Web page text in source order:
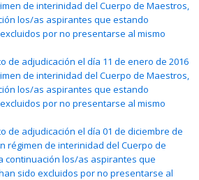
de interinidad del Cuerpo de Maestros,
los/as aspirantes que estando
por no presentarse al mismo
de adjudicación el día 11 de enero de 2016
de interinidad del Cuerpo de Maestros,
los/as aspirantes que estando
por no presentarse al mismo
de adjudicación el día 01 de diciembre de
régimen de interinidad del Cuerpo de
continuación los/as aspirantes que
sido excluidos por no presentarse al